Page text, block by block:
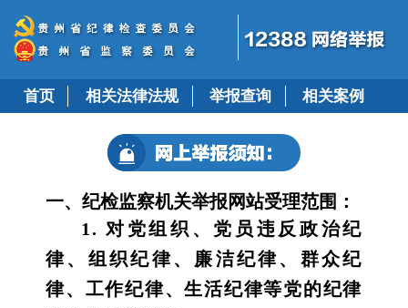
首页 相关法律法规 举报查询 相关案例
一、纪检监察机关举报网站受理范围：
1. 对党组织、党员违反政治纪
律、组织纪律、廉洁纪律、群众纪
律、工作纪律、生活纪律等党的纪律